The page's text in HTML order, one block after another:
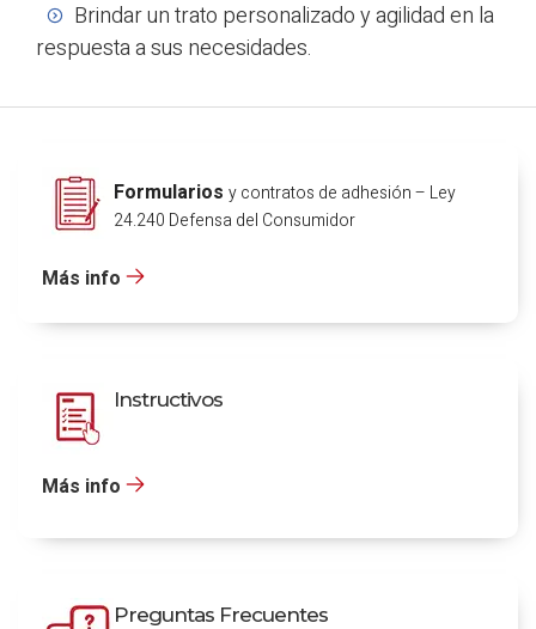
Brindar un trato personalizado y agilidad en la
respuesta a sus necesidades.
Formularios y contratos de adhesión – Ley
24.240 Defensa del Consumidor
Más info
Instructivos
Más info
Preguntas Frecuentes